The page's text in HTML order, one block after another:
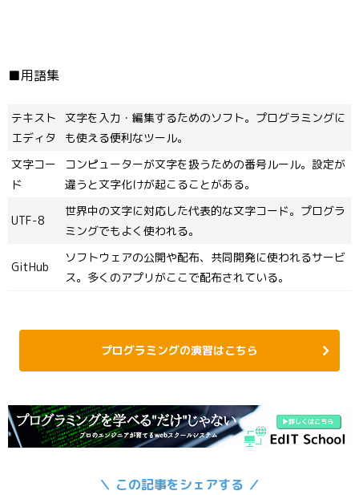
■用語集
テキスト
エディタ
文字を入力・編集するためのソフト。プログラミングに
も使える便利なツール。
文字コー
ド
コンピューターが文字を扱うための番号ルール。設定が
違うと文字化けが起こることがある。
UTF-8
世界中の文字に対応した代表的な文字コード。プログラ
ミングでもよく使われる。
GitHub
ソフトウェアの公開や配布、共同開発に使われるサービ
ス。多くのアプリがここで配布されている。
プログラミングの演習はこちら
＼ この記事をシェアする ／